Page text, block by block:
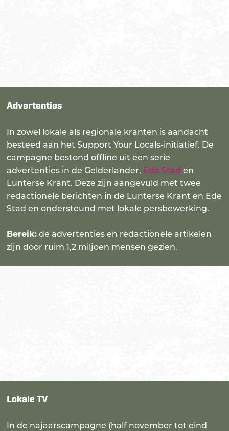
Advertenties
In zowel lokale als regionale kranten is aandacht
besteed aan het Support Your Locals-initiatief. De
campagne bestond offline uit een serie
advertenties in de Gelderlander, Ede Stad en
Lunterse Krant. Deze zijn aangevuld met twee
redactionele berichten in de Lunterse Krant en Ede
Stad en ondersteund met lokale persbewerking.
Bereik: de advertenties en redactionele artikelen
zijn door ruim 1,2 miljoen mensen gezien.
Lokale TV
In de najaarscampagne (half november tot eind